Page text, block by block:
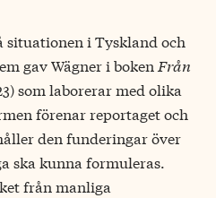
situationen i Tyskland och
gav Wägner i boken Från
som laborerar med olika
förenar reportaget och
den funderingar över
ska kunna formuleras.
från manliga